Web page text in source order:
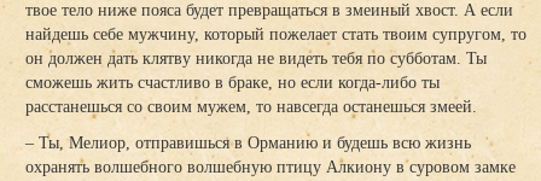
твое тело ниже пояса будет превращаться в змеиный хвост. А если
найдешь себе мужчину, который пожелает стать твоим супругом, то
он должен дать клятву никогда не видеть тебя по субботам. Ты
сможешь жить счастливо в браке, но если когда-либо ты
расстанешься со своим мужем, то навсегда останешься змеей.
– Ты, Мелиор, отправишься в Орманию и будешь всю жизнь
охранять волшебного волшебную птицу Алкиону в суровом замке